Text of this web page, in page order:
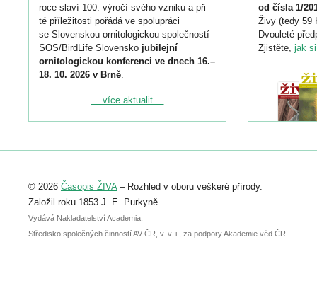
roce slaví 100. výročí svého vzniku a při
té příležitosti pořádá ve spolupráci
se Slovenskou ornitologickou společností
SOS/BirdLife Slovensko jubilejní
ornitologickou konferenci ve dnech 16.–
18. 10. 2026 v Brně.
Podrobnější informace ke konferenci
Registrovat se můžete do 6. září.
abstraktu přihlášené přednášky nebo
posteru je už 30. června.
... více aktualit ...
od čísla 1/
Živy (tedy 59
Dvouleté
Zjistěte, jak
© 2026 Časopis ŽIVA– Rozhled v oboru veškeré přírody.
Založil roku 1853 J. E. Purkyně.
Vydává Nakladatelství Academia,
Středisko společných činností AV ČR, v. v. i., za podpory Akademie věd ČR.